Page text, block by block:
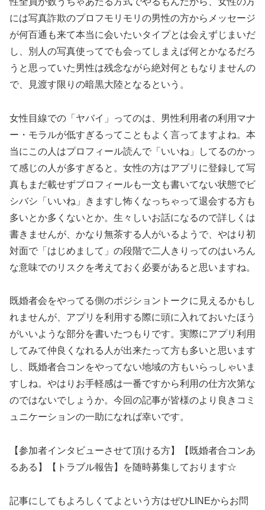
には写真詐欺のプロフモリモリの男性の方からメッセージ
が何百通も来て本当に会いたいタイプとは会えずじまいだ
し、別人の写真使ってでも会ってしまえば何とかなるだろ
うと思っていた男性は残念ながら絶対何ともなりませんの
で、見渡す限りの暗黒大陸となるという。
女性目線での「ヤバイ」ってのは、男性利用者の利用マナ
ー・モラルが低すぎるってこともよく言ってますよね。本
当にこの人はプロフィール読んで「いいね」してるのかっ
て感じの人が多すぎると。女性の方はアプリに登録して写
真もまだ載せずプロフィールも一文も書いてない状態でビ
シバシ「いいね」きますし怖くなっちゃって退会する方も
多いとか多くないとか。生々しいお話になるので詳しくは
書きませんが、かなり無茶する人がいるようで、やはり初
対面で「はじめまして」の段階で二人きりってのはいろん
な意味でのリスクを考えておく必要があると思いますね。
既婚者会をやってる側のポジショントークに見えるかもし
れませんが、アプリを利用する際に頭に入れておいたほう
がいいような部分を書いたつもりです。実際にアプリ利用
してみて仲良くなれる人が出来たって方も多いと思います
し、既婚者合コンをやってない地域の方もいらっしゃいま
すしね。やはりお手軽感は一番ですから利用の仕方次第な
のではないでしょうか。今回の記事が皆様のより良きコミ
ュニケーションの一助になれば幸いです。
【参加者インタビューさせて頂ける方】【既婚者合コンあ
るある】【トラブル報告】を随時募集しております☆
記事にしてもよろしくてよという方はぜひLINEからお問